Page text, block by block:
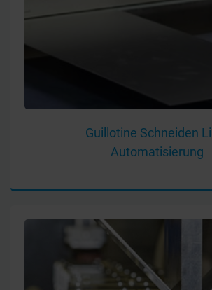
Guillotine Schneiden
Automatisierung